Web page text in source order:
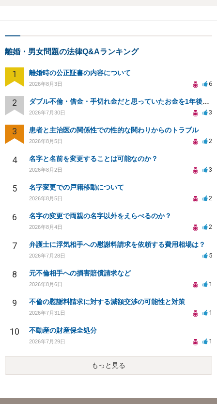
離婚・男女問題の法律Q&Aランキング
1 離婚時の公正証書の内容について
2026年8月3日 6
2 ダブル不倫・借金・手切れ金だと思っていたお金を1年後いまさら脅迫罪として通知書が来てまとめて請求
2026年7月30日 3
3 患者と主治医の関係性での性的な関わりからのトラブル
2026年8月5日 2
4 名字と名前を変更することは可能なのか？
2026年8月2日 3
5 名字変更での戸籍移動について
2026年8月5日 2
6 名字の変更で両親の名字以外をえらべるのか？
2026年8月4日 2
7 弁護士に浮気相手への慰謝料請求を依頼する費用相場は？
2026年7月28日 5
8 元不倫相手への損害賠償請求など
2026年8月6日 1
9 不倫の慰謝料請求に対する減額交渉の可能性と対策
2026年7月31日 1
10 不動産の財産保全処分
2026年7月29日 1
もっと見る